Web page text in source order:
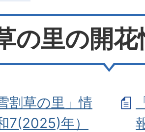
の里の開花
割草の里」情
7(2025)年）